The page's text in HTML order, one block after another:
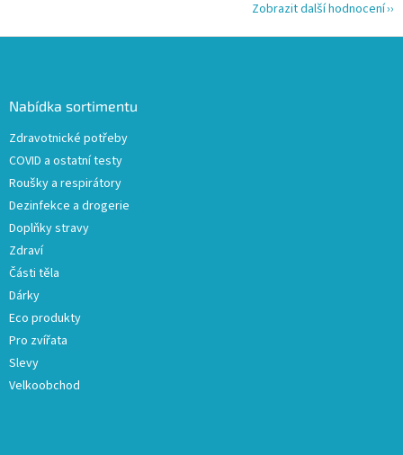
Zobrazit další hodnocení
Nabídka sortimentu
Zdravotnické potřeby
COVID a ostatní testy
Roušky a respirátory
Dezinfekce a drogerie
Doplňky stravy
Zdraví
Části těla
Dárky
Eco produkty
Pro zvířata
Slevy
Velkoobchod